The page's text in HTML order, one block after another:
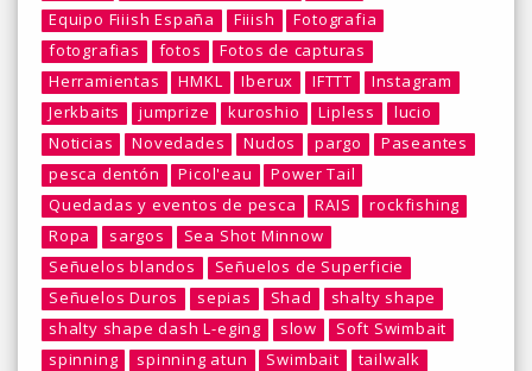
Equipo Fiiish España Fiiish
Fotografia
fotografias
fotos
Fotos de capturas
Herramientas
HMKL Iberux IFTTT
Instagram
Jerkbaits
jumprize kuroshio Lipless
lucio
Noticias
Novedades Nudos pargo
Paseantes
pesca dentón
Picol'eau
Power Tail
Quedadas y eventos de pesca
RAIS
rockfishing
Ropa
sargos
Sea Shot Minnow
Señuelos blandos
Señuelos de Superficie
Señuelos Duros
sepias Shad
shalty shape
shalty shape dash L-eging
slow
Soft Swimbait
spinning
spinning atun Swimbait
tailwalk